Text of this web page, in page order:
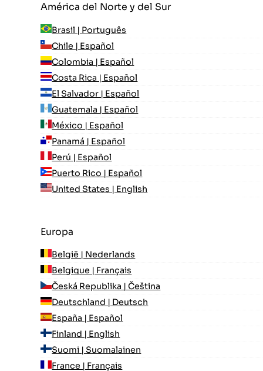
América del Norte y del Sur
Brasil | Português
Chile | Español
Colombia | Español
Costa Rica | Español
El Salvador | Español
Guatemala | Español
México | Español
Panamá | Español
Perú | Español
Puerto Rico | Español
United States | English
Europa
België | Nederlands
Belgique | Français
Česká Republika | Čeština
Deutschland | Deutsch
España | Español
Finland | English
Suomi | Suomalainen
France | Français